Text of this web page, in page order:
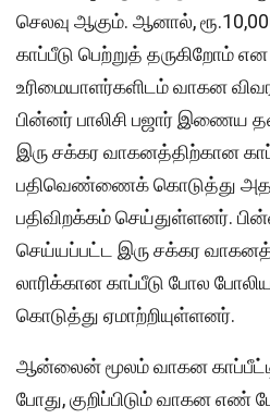
செலவு ஆகும். ஆனால்,
காப்பீடு பெற்றுத் தருகிறோம்
உரிமையாளர்களிடம் வாகன
பின்னர் பாலிசி பஜார் இணைய
இரு சக்கர வாகனத்திற்கான
பதிவெண்ணைக் கொடுத்து
பதிவிறக்கம் செய்துள்ளனர்.
செய்யப்பட்ட இரு சக்கர
லாரிக்கான காப்பீடு போல
கொடுத்து ஏமாற்றியுள்ளனர்.
ஆன்லைன் மூலம் வாகன
போது, குறிப்பிடும் வாகன எண்